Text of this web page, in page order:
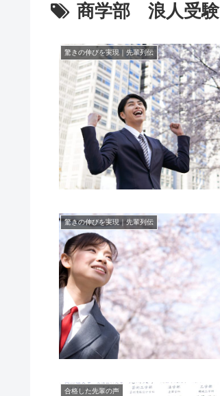
商学部 浪人受験
驚きの伸びを実現｜先輩列伝
驚きの伸びを実現｜先輩列伝
合格した先輩の声